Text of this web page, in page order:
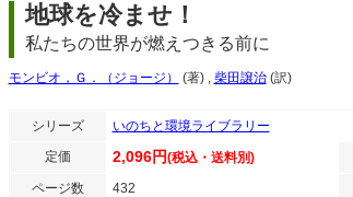
地球を冷ませ！
私たちの世界が燃えつきる前に
モンビオ，Ｇ．（ジョージ） (著), 柴田譲治 (訳)
シリーズ
いのちと環境ライブラリー
定価
2,096円(税込・送料別)
ページ数 432